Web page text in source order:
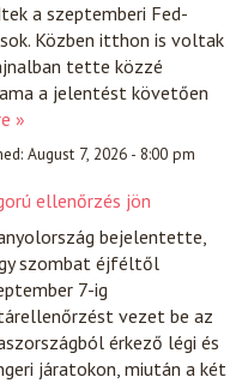
a szeptemberi Fed-
Közben itthon is voltak
tette közzé
a jelentést követően
»
August 7, 2026 - 8:00 pm
ellenőrzés jön
bejelentette,
szombat éjféltől
7-ig
vezet be az
érkező légi és
járatokon, miután a két